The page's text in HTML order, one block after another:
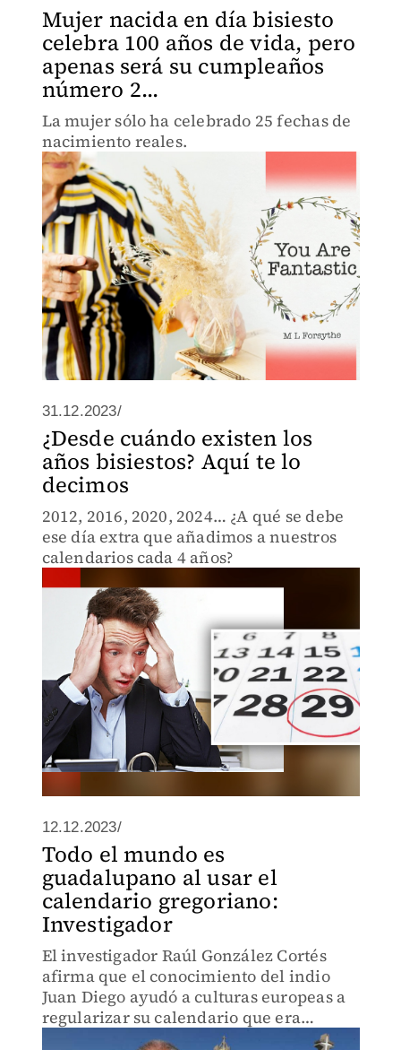
Mujer nacida en día bisiesto
celebra 100 años de vida, pero
apenas será su cumpleaños
número 2...
La mujer sólo ha celebrado 25 fechas de
nacimiento reales.
31.12.2023/
¿Desde cuándo existen los
años bisiestos? Aquí te lo
decimos
2012, 2016, 2020, 2024… ¿A qué se debe
ese día extra que añadimos a nuestros
calendarios cada 4 años?
12.12.2023/
Todo el mundo es
guadalupano al usar el
calendario gregoriano:
Investigador
El investigador Raúl González Cortés
afirma que el conocimiento del indio
Juan Diego ayudó a culturas europeas a
regularizar su calendario que era
impreciso en varias fechas.